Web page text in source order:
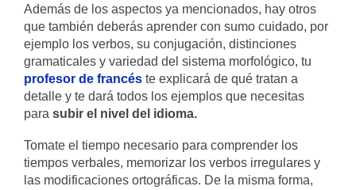
Además de los aspectos ya mencionados, hay otros
que también deberás aprender con sumo cuidado, por
ejemplo los verbos, su conjugación, distinciones
gramaticales y variedad del sistema morfológico, tu
profesor de francés te explicará de qué tratan a
detalle y te dará todos los ejemplos que necesitas
para subir el nivel del idioma.
Tomate el tiempo necesario para comprender los
tiempos verbales, memorizar los verbos irregulares y
las modificaciones ortográficas. De la misma forma,